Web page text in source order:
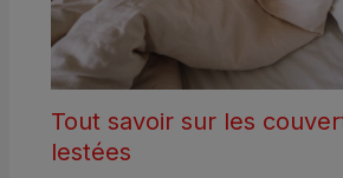
Tout savoir sur les
lestées